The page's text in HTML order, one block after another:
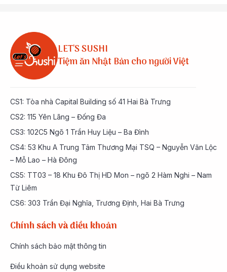
LET'S SUSHI
Tiệm ăn Nhật Bản cho người Việt
CS1: Tòa nhà Capital Building số 41 Hai Bà Trưng
CS2: 115 Yên Lãng – Đống Đa
CS3: 102C5 Ngõ 1 Trần Huy Liệu – Ba Đình
CS4: 53 Khu A Trung Tâm Thương Mại TSQ – Nguyễn Văn Lộc
– Mỗ Lao – Hà Đông
CS5: TT03 – 18 Khu Đô Thị HD Mon – ngõ 2 Hàm Nghi – Nam
Từ Liêm
CS6: 303 Trần Đại Nghĩa, Trương Định, Hai Bà Trưng
Chính sách và điều khoản
Chính sách bảo mật thông tin
Điều khoản sử dụng website